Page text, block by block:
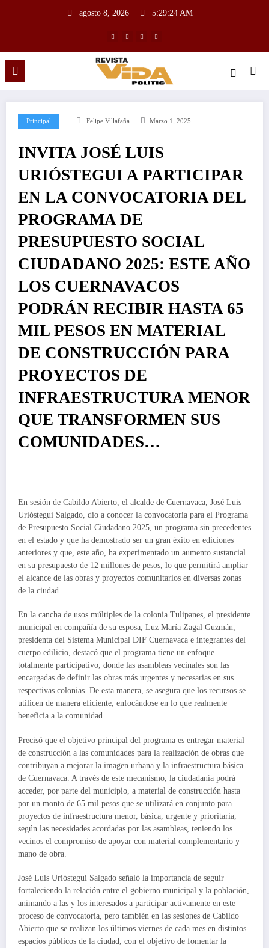
agosto 8, 2026 5:29:25 AM
Principal Felipe Villafaña Marzo 1, 2025
INVITA JOSÉ LUIS
URIÓSTEGUI A PARTICIPAR
EN LA CONVOCATORIA DEL
PROGRAMA DE
PRESUPUESTO SOCIAL
CIUDADANO 2025: ESTE AÑO
LOS CUERNAVACOS
PODRÁN RECIBIR HASTA 65
MIL PESOS EN MATERIAL
DE CONSTRUCCIÓN PARA
PROYECTOS DE
INFRAESTRUCTURA MENOR
QUE TRANSFORMEN SUS
COMUNIDADES…
En sesión de Cabildo Abierto, el alcalde de Cuernavaca, José Luis
Urióstegui Salgado, dio a conocer la convocatoria para el Programa
de Presupuesto Social Ciudadano 2025, un programa sin precedentes
en el estado y que ha demostrado ser un gran éxito en ediciones
anteriores y que, este año, ha experimentado un aumento sustancial
en su presupuesto de 12 millones de pesos, lo que permitirá ampliar
el alcance de las obras y proyectos comunitarios en diversas zonas
de la ciudad.
En la cancha de usos múltiples de la colonia Tulipanes, el presidente
municipal en compañía de su esposa, Luz María Zagal Guzmán,
presidenta del Sistema Municipal DIF Cuernavaca e integrantes del
cuerpo edilicio, destacó que el programa tiene un enfoque
totalmente participativo, donde las asambleas vecinales son las
encargadas de definir las obras más urgentes y necesarias en sus
respectivas colonias. De esta manera, se asegura que los recursos se
utilicen de manera eficiente, enfocándose en lo que realmente
beneficia a la comunidad.
Precisó que el objetivo principal del programa es entregar material
de construcción a las comunidades para la realización de obras que
contribuyan a mejorar la imagen urbana y la infraestructura básica
de Cuernavaca. A través de este mecanismo, la ciudadanía podrá
acceder, por parte del municipio, a material de construcción hasta
por un monto de 65 mil pesos que se utilizará en conjunto para
proyectos de infraestructura menor, básica, urgente y prioritaria,
según las necesidades acordadas por las asambleas, teniendo los
vecinos el compromiso de apoyar con material complementario y
mano de obra.
José Luis Urióstegui Salgado señaló la importancia de seguir
fortaleciendo la relación entre el gobierno municipal y la población,
animando a las y los interesados a participar activamente en este
proceso de convocatoria, pero también en las sesiones de Cabildo
Abierto que se realizan los últimos viernes de cada mes en distintos
espacios públicos de la ciudad, con el objetivo de fomentar la